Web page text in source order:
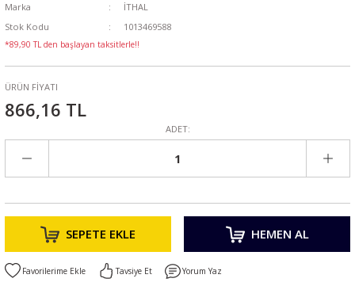
Marka
İTHAL
Stok Kodu
1013469588
*89,90 TL den başlayan taksitlerle!!
ÜRÜN FİYATI
866,16 TL
ADET:
SEPETE EKLE HEMEN AL
Tavsiye Et Yorum Yaz